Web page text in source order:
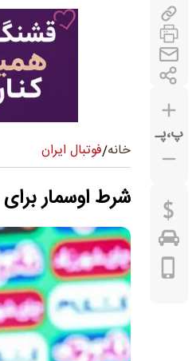
پ،پـ
خانه/فوتبال ایران
شرط اوسمار